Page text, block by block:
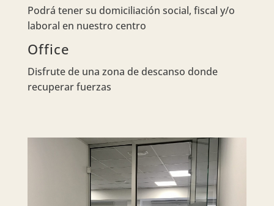
Podrá tener su domiciliación social, fiscal y/o
laboral en nuestro centro
Office
Disfrute de una zona de descanso donde
recuperar fuerzas